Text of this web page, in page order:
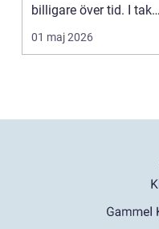
billigare över tid. I takt
med att fler s...
01 maj 2026